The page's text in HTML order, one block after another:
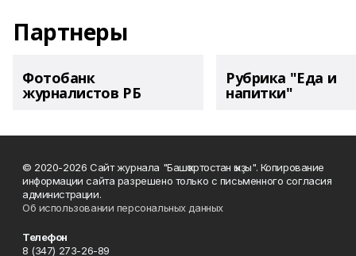
Партнеры
Фотобанк
журналистов РБ
Рубрика "Еда и
напитки"
© 2020-2026 Сайт журнала "Башҡортостан ҡыҙы". Копирование
информации сайта разрешено только с письменного согласия
администрации.
Об использовании персональных данных
Телефон
8 (347) 273-26-89